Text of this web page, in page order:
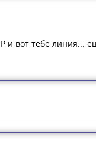
и вот тебе линия...